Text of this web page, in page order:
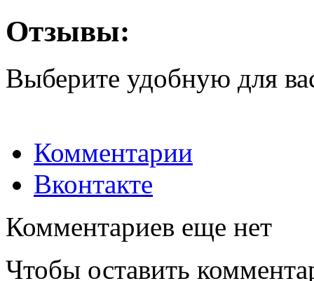
Отзывы:
Выберите удобную для
Комментарии
Вконтакте
Комментариев еще нет
Чтобы оставить